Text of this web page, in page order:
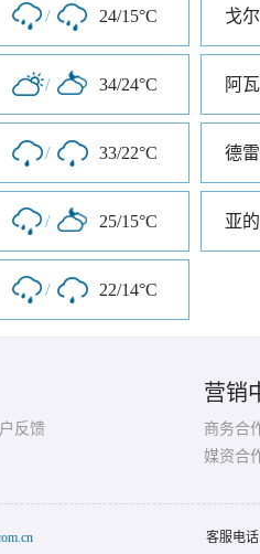
/ 24/15°C 戈尔
/ 34/24°C 阿
/ 33/22°C 德
/ 25/15°C 亚
/ 22/14°C
反馈
营销
商务合
媒资合
客服电